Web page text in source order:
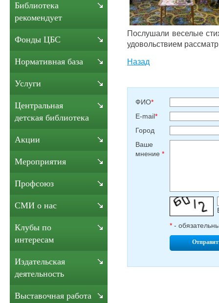
Послушали веселые
удовольствием
Назад
ФИО*
E-mail*
Город
Ваше
мнение *
* -
Библиотека
рекомендует
Фонды ЦБС
Нормативная база
Услуги
Центральная
детская библиотека
Акции
Мероприятия
Профсоюз
СМИ о нас
Клубы по
интересам
Издательская
деятельность
Выставочная работа